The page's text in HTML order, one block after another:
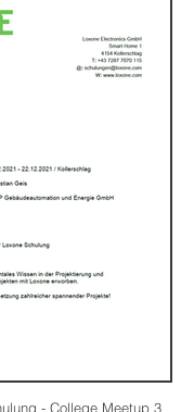
- College Meetup 3